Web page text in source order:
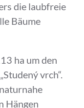
die laubfreie
Bäume
ha um den
vrch“.
Hängen